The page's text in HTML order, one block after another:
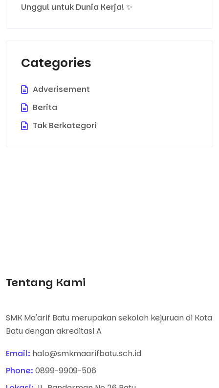
Unggul untuk Dunia Kerja! ✨
Categories
Adverisement
Berita
Tak Berkategori
Tentang Kami
SMK Ma'arif Batu merupakan sekolah kejuruan di Kota
Batu dengan akreditasi A
Email: halo@smkmaarifbatu.sch.id
Phone: 0899-9909-506